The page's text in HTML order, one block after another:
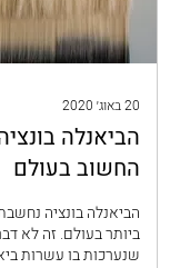
20 באוג׳ 2020
הביאנלה
החשוב בעולם
הביאנלה בונציה
ביותר בעולם. זה לא
שנערכות בו עשרות